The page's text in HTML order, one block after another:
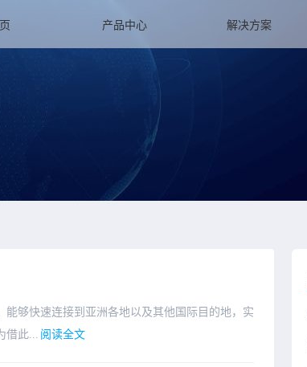
产品中心 解决方案
够快速连接到亚洲各地以及其他国际目的地，实
借此... 阅读全文